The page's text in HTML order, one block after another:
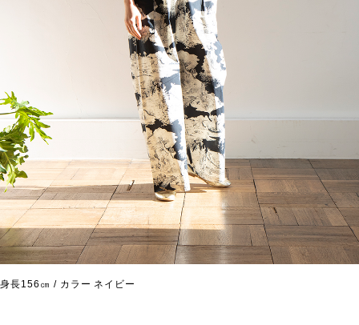
身長156㎝ / カラー ネイビー